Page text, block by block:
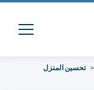
تحسين المنزل